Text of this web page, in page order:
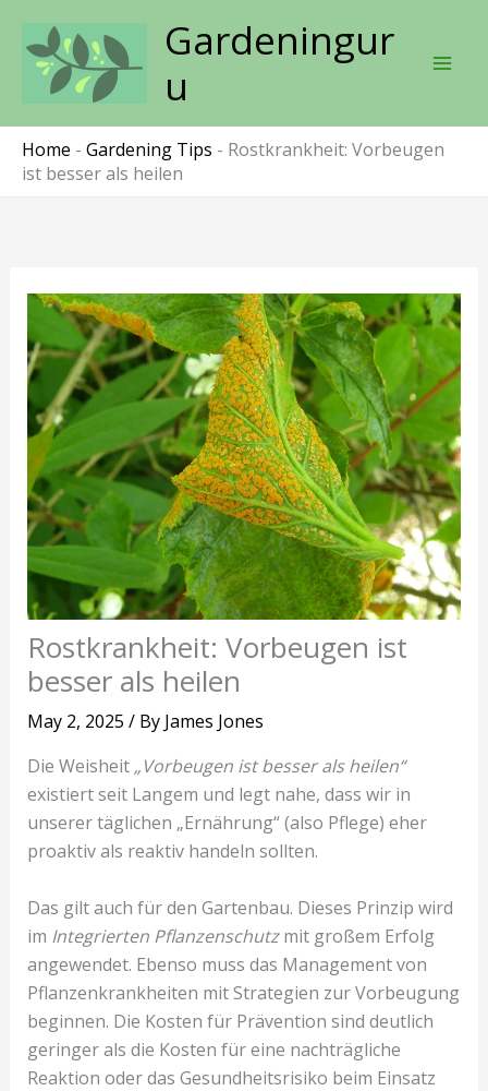
content
Gardeningur
u
Home - Gardening Tips - Rostkrankheit: Vorbeugen
ist besser als heilen
Rostkrankheit: Vorbeugen ist
besser als heilen
May 2, 2025 / By James Jones
Die Weisheit „Vorbeugen ist besser als heilen“
existiert seit Langem und legt nahe, dass wir in
unserer täglichen „Ernährung“ (also Pflege) eher
proaktiv als reaktiv handeln sollten.
Das gilt auch für den Gartenbau. Dieses Prinzip wird
im Integrierten Pflanzenschutzmit großem Erfolg
angewendet. Ebenso muss das Management von
Pflanzenkrankheiten mit Strategien zur Vorbeugung
beginnen. Die Kosten für Prävention sind deutlich
geringer als die Kosten für eine nachträgliche
Reaktion oder das Gesundheitsrisiko beim Einsatz